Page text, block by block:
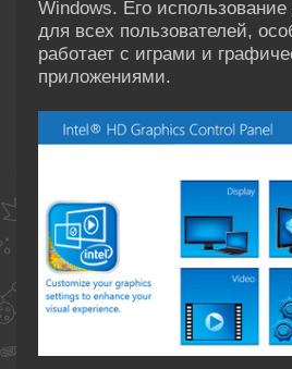
Windows. Его использование
для всех пользователей,
работает с играми и
приложениями.